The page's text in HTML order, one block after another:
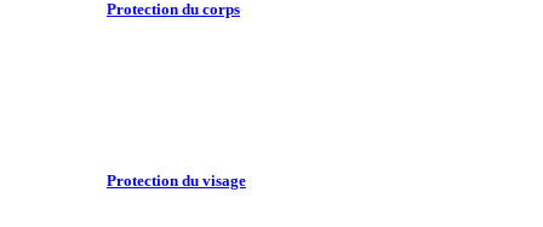
Protection du corps
Protection du visage